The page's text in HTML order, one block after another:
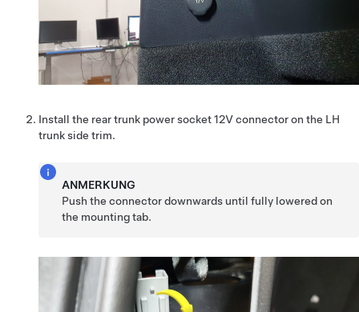
Install the rear trunk power socket 12V connector on the LH
trunk side trim.
ANMERKUNG
Push the connector downwards until fully lowered on
the mounting tab.